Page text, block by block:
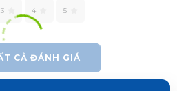
3 4 5
CẢ ĐÁNH GIÁ